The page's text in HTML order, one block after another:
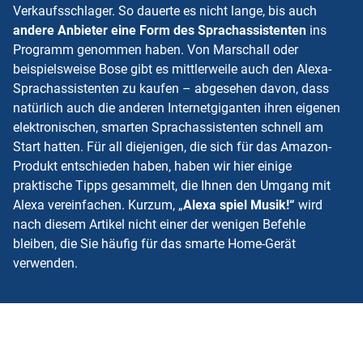
Verkaufsschlager. So dauerte es nicht lange, bis auch
andere Anbieter eine Form des Sprachassistenten ins
Programm genommen haben. Von Marschall oder
beispielsweise Bose gibt es mittlerweile auch den Alexa-
Sprachassistenten zu kaufen – abgesehen davon, dass
natürlich auch die anderen Internetgiganten ihren eigenen
elektronischen, smarten Sprachassistenten schnell am
Start hatten. Für all diejenigen, die sich für das Amazon-
Produkt entschieden haben, haben wir hier einige
praktische Tipps gesammelt, die Ihnen den Umgang mit
Alexa vereinfachen. Kurzum, „Alexa spiel Musik!“ wird
nach diesem Artikel nicht einer der wenigen Befehle
bleiben, die Sie häufig für das smarte Home-Gerät
verwenden.